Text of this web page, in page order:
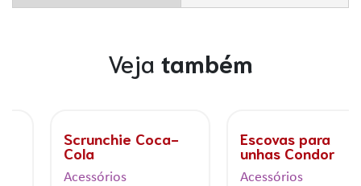
Veja também
Scrunchie Coca-
Acessórios
Escovas para
unhas Condor
Acessórios